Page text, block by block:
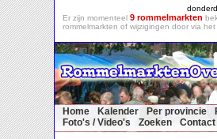
Er zijn momenteel 9 rommelmarkten
rommelmarkten of wijzigingen door via het
Home Kalender Per provincie
Foto's / Video's
Zoeken Contact